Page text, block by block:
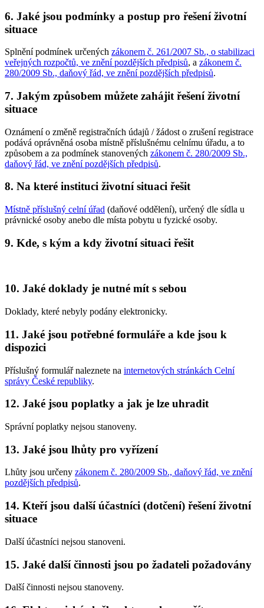
6. Jaké jsou podmínky a postup pro řešení životní
situace
Splnění podmínek určených zákonem č. 261/2007 Sb., o stabilizaci
veřejných rozpočtů, ve znění pozdějších předpisů, a zákonem č.
280/2009 Sb., daňový řád, ve znění pozdějších předpisů.
7. Jakým způsobem můžete zahájit řešení životní
situace
Oznámení o změně registračních údajů / žádost o zrušení registrace
podává oprávněná osoba místně příslušnému celnímu úřadu, a to
způsobem a za podmínek stanovených zákonem č. 280/2009 Sb.,
daňový řád, ve znění pozdějších předpisů.
8. Na které instituci životní situaci řešit
Místně příslušný celní úřad (daňové oddělení), určený dle sídla u
právnické osoby anebo dle místa pobytu u fyzické osoby.
9. Kde, s kým a kdy životní situaci řešit
10. Jaké doklady je nutné mít s sebou
Doklady, které nebyly podány elektronicky.
11. Jaké jsou potřebné formuláře a kde jsou k
dispozici
Příslušný formulář naleznete na internetových stránkách Celní
správy České republiky.
12. Jaké jsou poplatky a jak je lze uhradit
Správní poplatky nejsou stanoveny.
13. Jaké jsou lhůty pro vyřízení
Lhůty jsou určeny zákonem č. 280/2009 Sb., daňový řád, ve znění
pozdějších předpisů.
14. Kteří jsou další účastníci (dotčení) řešení životní
situace
Další účastníci nejsou stanoveni.
15. Jaké další činnosti jsou po žadateli požadovány
Další činnosti nejsou stanoveny.